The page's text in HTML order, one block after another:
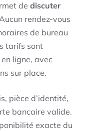
de discuter
rendez-vous
de bureau
tarifs sont
ligne, avec
sur place.
pièce d’identité,
bancaire valide.
exacte du